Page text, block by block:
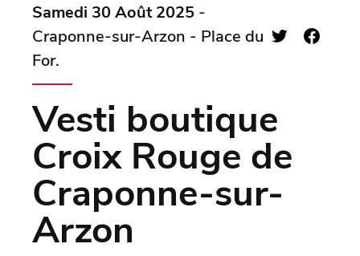
Samedi 30 Août 2025 -
Craponne-sur-Arzon - Place du
For.
Vesti boutique
Croix Rouge de
Craponne-sur-
Arzon